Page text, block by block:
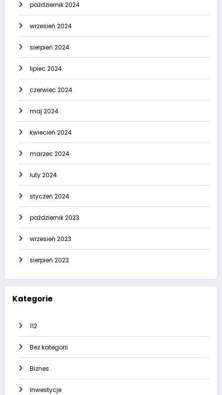
październik 2024
wrzesień 2024
sierpień 2024
lipiec 2024
czerwiec 2024
maj 2024
kwiecień 2024
marzec 2024
luty 2024
styczeń 2024
październik 2023
wrzesień 2023
sierpień 2023
Kategorie
112
Bez kategorii
Biznes
Inwestycje